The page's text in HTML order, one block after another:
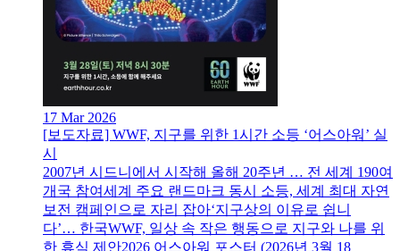
17 Mar 2026
[보도자료] WWF, 지구를 위한 1시간 소등 ‘어스아워’ 실
시
2007년 시드니에서 시작해 올해 20주년 … 전 세계 190여
개국 참여세계 주요 랜드마크 동시 소등, 세계 최대 자연
보전 캠페인으로 자리 잡아‘지구상의 이유로 쉽니
다’… 한국WWF, 일상 속 작은 행동으로 지구와 나를 위
한 휴식 제안2026 어스아워 포스터 (2026년 3월 18